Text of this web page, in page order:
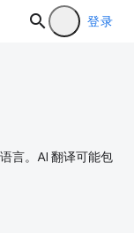
登录
言。AI 翻译可能包